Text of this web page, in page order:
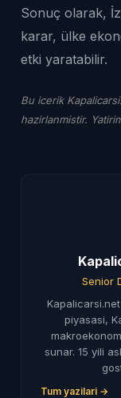
Sonuç olarak,
karar, ülke
etki yaratabilir.
Bu icerik
hazirlanmistir.
Senior
piyasasi,
sunar. 15 yili
Tum yazilari →